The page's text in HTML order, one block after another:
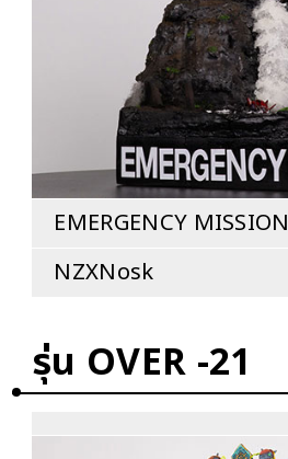
EMERGENCY MISSION
NZXNosk
รุ่น OVER -21